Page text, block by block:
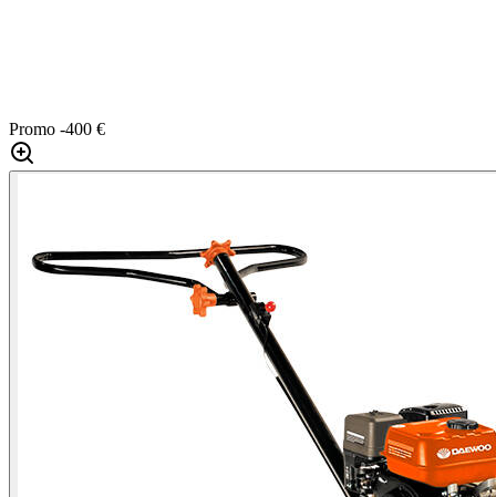
Promo -400 €